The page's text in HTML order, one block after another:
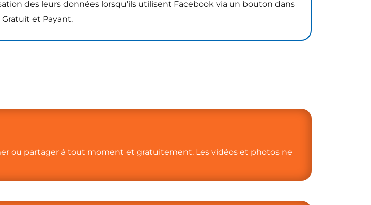
des leurs données lorsqu'ils utilisent Facebook via un bouton dans
et Payant.
ou partager à tout moment et gratuitement. Les vidéos et photos ne